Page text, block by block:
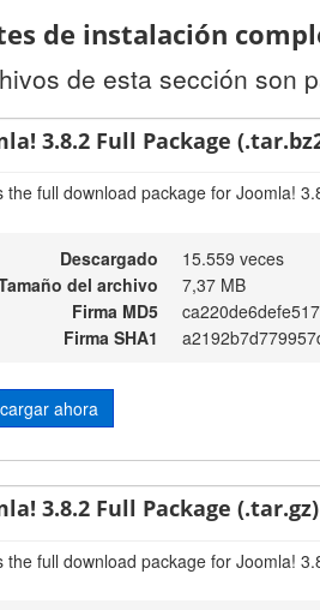
de instalación
de esta sección son
3.8.2 Full Package
the full download package for Joomla!
Descargado
15.559 veces
del archivo
7,37 MB
Firma MD5
Firma SHA1
ahora
3.8.2 Full Package (.tar.gz)
the full download package for Joomla!